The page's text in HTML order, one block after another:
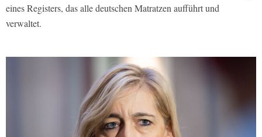
eines Registers, das alle deutschen Matratzen aufführt und
verwaltet.